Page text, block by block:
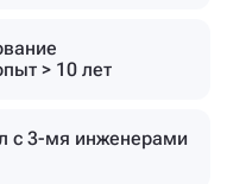
> 10 лет
с 3-мя инженерами